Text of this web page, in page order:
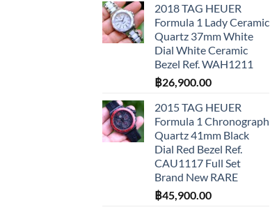
2018 TAG HEUER
Formula 1 Lady Ceramic
Quartz 37mm White
Dial White Ceramic
Bezel Ref. WAH1211
฿26,900.00
2015 TAG HEUER
Formula 1 Chronograph
Quartz 41mm Black
Dial Red Bezel Ref.
CAU1117 Full Set
Brand New RARE
฿45,900.00